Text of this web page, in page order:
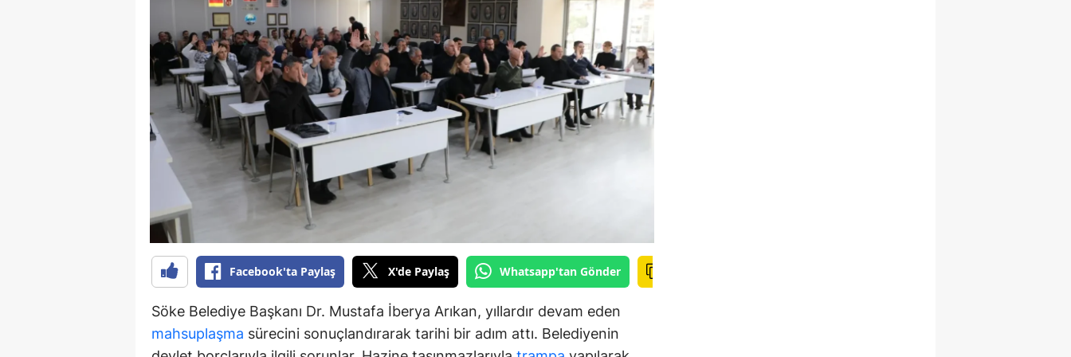
Yalova
Karabük
Kilis
Osmaniye
Düzce
Facebook'ta Paylaş X'de Paylaş Whatsapp'tan Gönder
Söke Belediye Başkanı Dr. Mustafa İberya Arıkan, yıllardır devam eden
mahsuplaşma sürecini sonuçlandırarak tarihi bir adım attı. Belediyenin